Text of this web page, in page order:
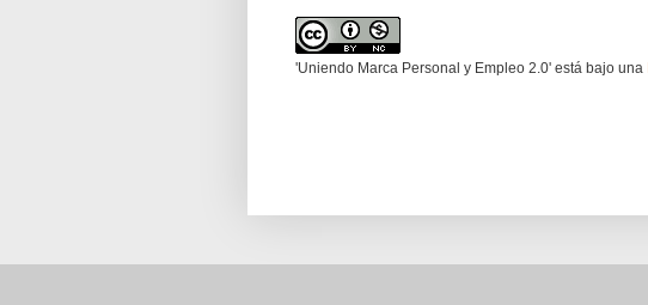
'Uniendo Marca Personal y Empleo 2.0' está bajo una